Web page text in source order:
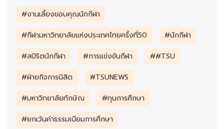
#งานเลี้ยงขอบคุณนักกีฬา
#กีฬามหาวิทยาลัยแห่งประเทศไทยครั้งที่50
#นักกีฬา
#สปิริตนักกีฬา
#การแข่งขันกีฬา
##TSU
#ฝ่ายกิจการนิสิต
#TSUNEWS
#มหาวิทยาลัยทักษิณ
#ทุนการศึกษา
#ยกเว้นค่าธรรมเนียมการศึกษา